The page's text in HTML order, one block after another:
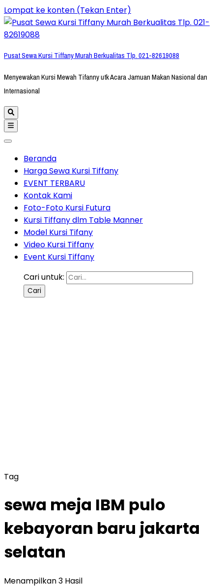
Lompat ke konten (Tekan Enter)
Pusat Sewa Kursi Tiffany Murah Berkualitas Tlp. 021-82619088
Menyewakan Kursi Mewah Tifanny utk Acara Jamuan Makan Nasional dan
Internasional
Beranda
Harga Sewa Kursi Tiffany
EVENT TERBARU
Kontak Kami
Foto-Foto Kursi Futura
Kursi Tiffany dlm Table Manner
Model Kursi Tifany
Video Kursi Tiffany
Event Kursi Tiffany
Cari untuk:
Tag
sewa meja IBM pulo
kebayoran baru jakarta
selatan
Menampilkan 3 Hasil